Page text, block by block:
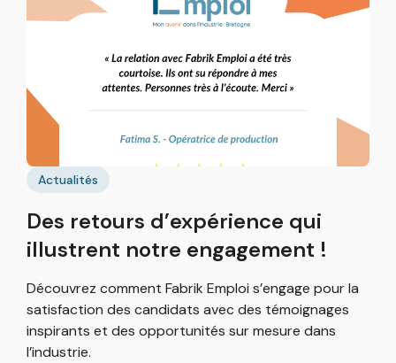
Actualités
Des retours d’expérience qui
illustrent notre engagement !
Découvrez comment Fabrik Emploi s’engage pour la
satisfaction des candidats avec des témoignages
inspirants et des opportunités sur mesure dans
l’industrie.